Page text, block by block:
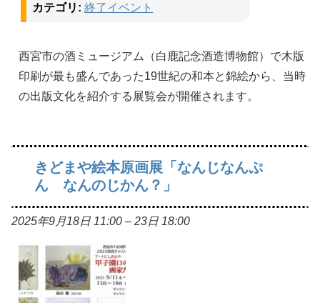
カテゴリ: 終了イベント
西宮市の酒ミュージアム（白鹿記念酒造博物館）で木版
印刷が最も盛んであった19世紀の和本と錦絵から、当時
の出版文化を紹介する展覧会が開催されます。
きどまや絵本原画展「なんじなんぷ
ん なんのじかん？」
2025年9月18日 11:00 – 23日 18:00